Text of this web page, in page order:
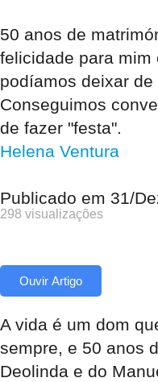
50 anos de
felicidade para mim
podíamos deixar
Conseguimos
de fazer "festa".
Helena Ventura
Publicado em 31/
298 visualizações
Ouvir Artigo
A vida é um dom
sempre, e 50 anos
Deolinda e do